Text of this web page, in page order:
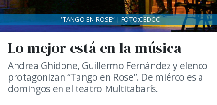
Lo mejor está en la música
Andrea Ghidone, Guillermo Fernández y elenco
protagonizan “Tango en Rose”. De miércoles a
domingos en el teatro Multitabarís.
“TANGO EN ROSE” | FOTO:CEDOC